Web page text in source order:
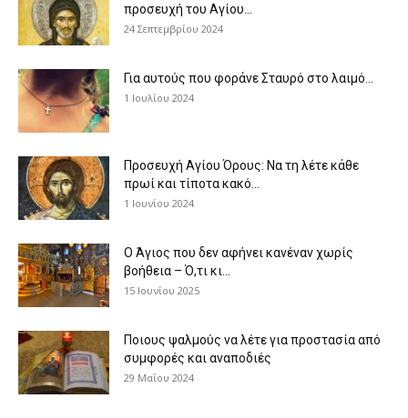
προσευχή του Αγίου...
24 Σεπτεμβρίου 2024
Για αυτούς που φοράνε Σταυρό στο λαιμό…
1 Ιουλίου 2024
Προσευχή Αγίου Όρους: Να τη λέτε κάθε
πρωί και τίποτα κακό...
1 Ιουνίου 2024
Ο Άγιος που δεν αφήνει κανέναν χωρίς
βοήθεια – Ό,τι κι...
15 Ιουνίου 2025
Ποιους ψαλμούς να λέτε για προστασία από
συμφορές και αναποδιές
29 Μαΐου 2024